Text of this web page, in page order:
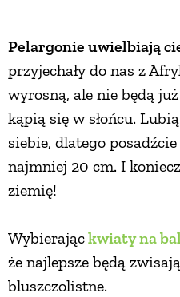
Pelargonie uwielbiają
przyjechały do nas z
wyrosną, ale nie będą
kąpią się w słońcu.
siebie, dlatego
najmniej 20 cm. I
ziemię!
Wybierająckwiaty na
że najlepsze będą
bluszczolistne.